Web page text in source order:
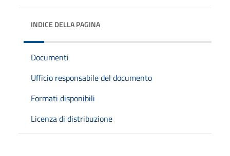
INDICE DELLA PAGINA
Documenti
Ufficio responsabile del documento
Formati disponibili
Licenza di distribuzione